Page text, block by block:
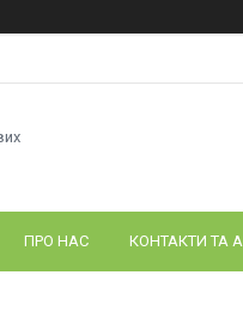
ПРО НАС КОНТАКТИ ТА